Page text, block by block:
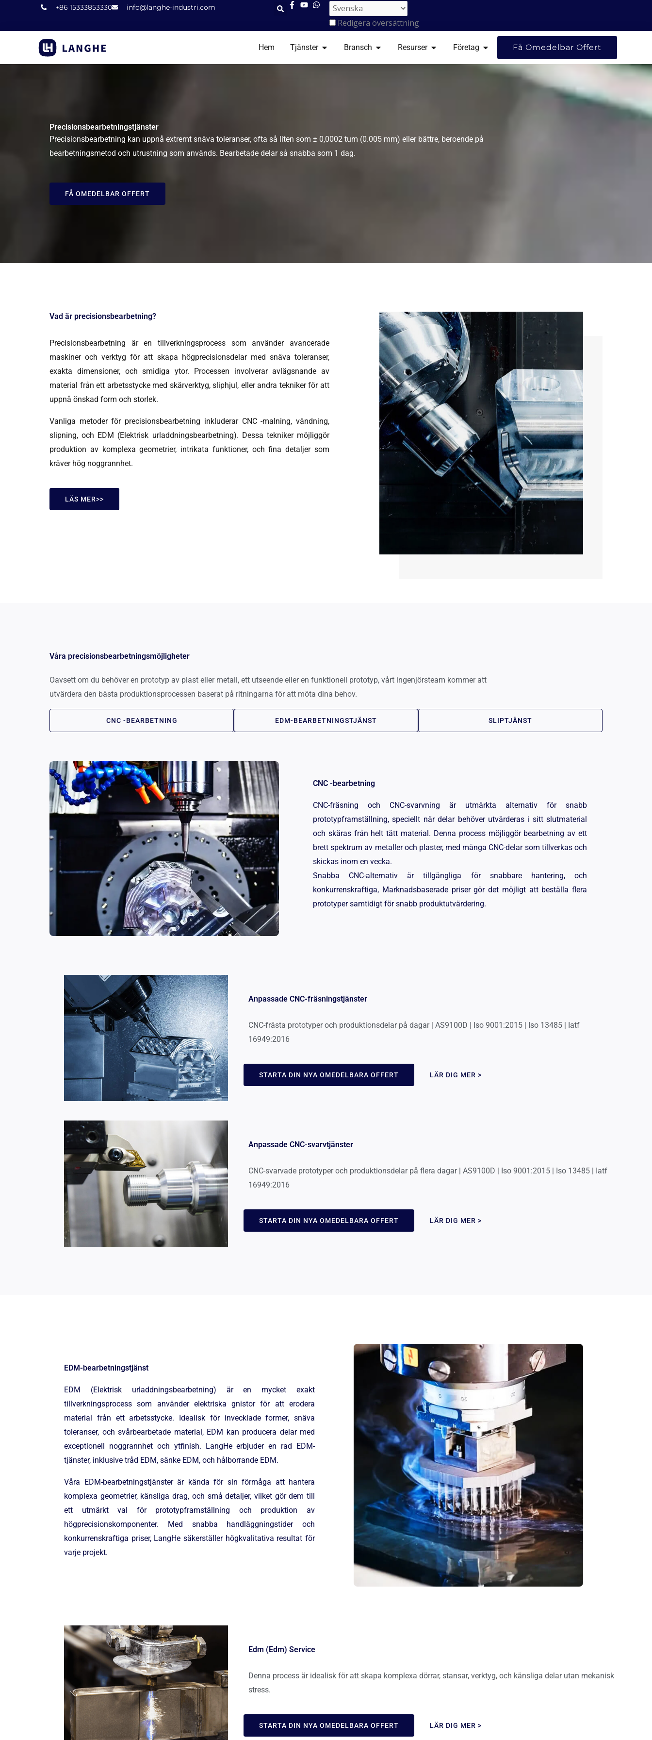
innehåll
+86 15333853330 info@langhe-industri.com
Redigera översättning
Hem Tjänster ÖPPNA TJÄNSTER
Bransch ÖPPNA BRANSCH
Resurser ÖPPNA RESURSER
Företag ÖPPNA FÖRETAGFå Omedelbar Offert
Precisionsbearbetningstjänster
Precisionsbearbetning kan uppnå extremt snäva toleranser, ofta så liten som ± 0,0002 tum (0.005 mm) eller bättre, beroende på
bearbetningsmetod och utrustning som används. Bearbetade delar så snabba som 1 dag.
FÅ OMEDELBAR OFFERT
Vad är precisionsbearbetning?
Precisionsbearbetning är en tillverkningsprocess som använder avancerade
maskiner och verktyg för att skapa högprecisionsdelar med snäva toleranser,
exakta dimensioner, och smidiga ytor. Processen involverar avlägsnande av
material från ett arbetsstycke med skärverktyg, sliphjul, eller andra tekniker för att
uppnå önskad form och storlek.
Vanliga metoder för precisionsbearbetning inkluderar CNC -malning, vändning,
slipning, och EDM (Elektrisk urladdningsbearbetning). Dessa tekniker möjliggör
produktion av komplexa geometrier, intrikata funktioner, och fina detaljer som
kräver hög noggrannhet.
LÄS MER>>
Våra precisionsbearbetningsmöjligheter
Oavsett om du behöver en prototyp av plast eller metall, ett utseende eller en funktionell prototyp, vårt ingenjörsteam kommer att
utvärdera den bästa produktionsprocessen baserat på ritningarna för att möta dina behov.
CNC -BEARBETNING EDM-BEARBETNINGSTJÄNST SLIPTJÄNST
CNC -bearbetning
CNC-fräsning och CNC-svarvning är utmärkta alternativ för snabb
prototypframställning, speciellt när delar behöver utvärderas i sitt slutmaterial
och skäras från helt tätt material. Denna process möjliggör bearbetning av ett
brett spektrum av metaller och plaster, med många CNC-delar som tillverkas och
skickas inom en vecka.
Snabba CNC-alternativ är tillgängliga för snabbare hantering, och
konkurrenskraftiga, Marknadsbaserade priser gör det möjligt att beställa flera
prototyper samtidigt för snabb produktutvärdering.
Anpassade CNC-fräsningstjänster
CNC-frästa prototyper och produktionsdelar på dagar | AS9100D | Iso 9001:2015 | Iso 13485 | Iatf
16949:2016
STARTA DIN NYA OMEDELBARA OFFERT LÄR DIG MER >
Anpassade CNC-svarvtjänster
CNC-svarvade prototyper och produktionsdelar på flera dagar | AS9100D | Iso 9001:2015 | Iso 13485 | Iatf
16949:2016
STARTA DIN NYA OMEDELBARA OFFERT LÄR DIG MER >
EDM-bearbetningstjänst
EDM (Elektrisk urladdningsbearbetning) är en mycket exakt
tillverkningsprocess som använder elektriska gnistor för att erodera
material från ett arbetsstycke. Idealisk för invecklade former, snäva
toleranser, och svårbearbetade material, EDM kan producera delar med
exceptionell noggrannhet och ytfinish. LangHe erbjuder en rad EDM-
tjänster, inklusive tråd EDM, sänke EDM, och hålborrande EDM.
Våra EDM-bearbetningstjänster är kända för sin förmåga att hantera
komplexa geometrier, känsliga drag, och små detaljer, vilket gör dem till
ett utmärkt val för prototypframställning och produktion av
högprecisionskomponenter. Med snabba handläggningstider och
konkurrenskraftiga priser, LangHe säkerställer högkvalitativa resultat för
varje projekt.
Edm (Edm) Service
Denna process är idealisk för att skapa komplexa dörrar, stansar, verktyg, och känsliga delar utan mekanisk
stress.
STARTA DIN NYA OMEDELBARA OFFERT LÄR DIG MER >